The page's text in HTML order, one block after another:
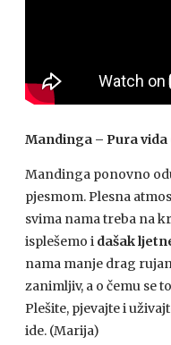
Mandinga – Pura vida
Mandinga ponovno
pjesmom. Plesna
svima nama treba na
isplešemo i dašak
nama manje drag
zanimljiv, a o čemu se
Plešite, pjevajte i
ide. (Marija)